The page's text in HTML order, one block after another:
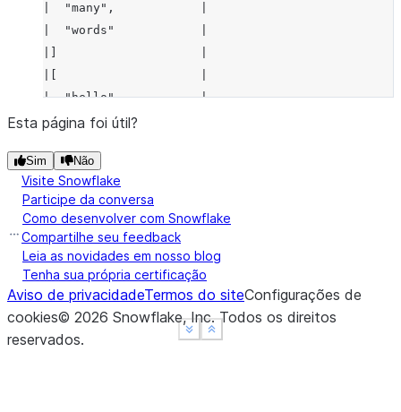
Show less
See more
|  "many",            |
|  "words"            |
|  "hello",           |
|  "hi",              |
|]                    |
-----------------------
Show less
See more
Esta página foi útil?
Sim Não
Visite Snowflake
Participe da conversa
Como desenvolver com Snowflake
Compartilhe seu feedback
Leia as novidades em nosso blog
Tenha sua própria certificação
Aviso de privacidadeTermos do siteConfigurações de
cookies© 2026 Snowflake, Inc.Todos os direitos
reservados.